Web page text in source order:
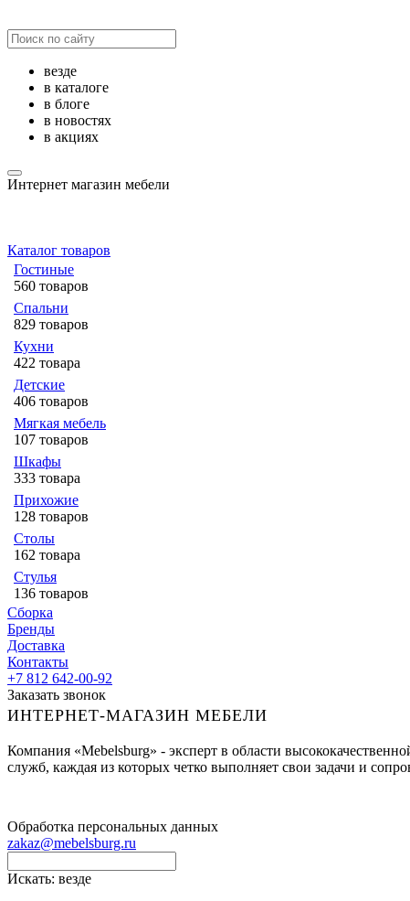
везде
в каталоге
в блоге
в новостях
в акциях
Интернет магазин мебели
Каталог товаров
Гостиные
560 товаров
Спальни
829 товаров
Кухни
422 товара
Детские
406 товаров
Мягкая мебель
107 товаров
Шкафы
333 товара
Прихожие
128 товаров
Столы
162 товара
Стулья
136 товаров
Сборка
Бренды
Доставка
Контакты
+7 812 642-00-92
Заказать звонок
ИНТЕРНЕТ-МАГАЗИН МЕБЕЛИ
Компания «Mebelsburg» - эксперт в области
служб, каждая из которых четко выполняет свои задачи и
Обработка персональных данных
zakaz@mebelsburg.ru
Искать: везде